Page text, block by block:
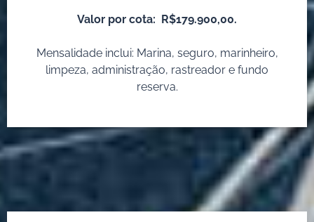
Valor por cota: R$179.900,00.
Mensalidade inclui: Marina, seguro, marinheiro,
limpeza, administração, rastreador e fundo
reserva.